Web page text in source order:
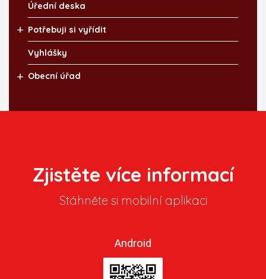
Úřední deska
Potřebuji si vyřídit
Vyhlášky
Obecní úřad
Zjistěte více informací
Stáhněte si mobilní aplikaci
Android